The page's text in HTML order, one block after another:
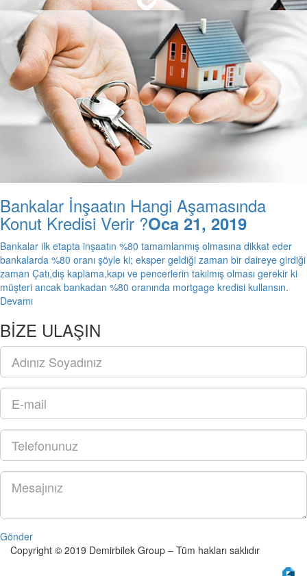
Samandağ Belediye Binası 8 Şub 2019
Bankalar İnşaatın Hangi Aşamasında
Konut Kredisi Verir ?Oca 21, 2019
Bankalar ilk etapta inşaatın %80 tamamlanmış olmasına dikkat eder
bankalarda %80 oranı şöyle ki; eksper geldiği zaman bir daireye girdiği
zaman Çatı,dış kaplama,kapı ve pencerlerin takılmış olması gerekir ki
müşteri ancak bankadan %80 oranında mortgage kredisi kullansın.
Devamı
BİZE ULAŞIN
Gönder
Copyright © 2019 Demirbilek Group – Tüm hakları saklıdır